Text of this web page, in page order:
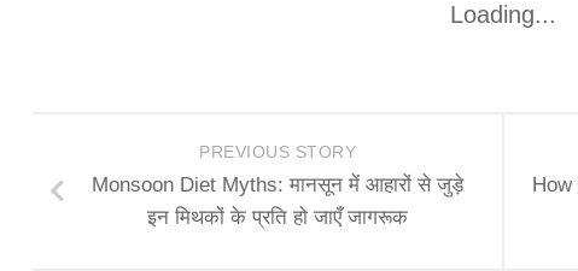
Loading...
PREVIOUS STORY
Monsoon Diet Myths: मानसून में आहारों से जुड़े
इन मिथकों के प्रति हो जाएँ जागरूक